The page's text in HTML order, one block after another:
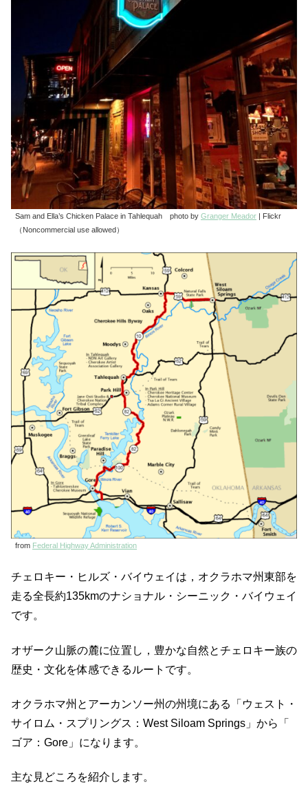
Sam and Ella’s Chicken Palace in Tahlequah photo by Granger Meador | Flickr
（Noncommercial use allowed）
from Federal Highway Administration
チェロキー・ヒルズ・バイウェイは，オクラホマ州東部を
走る全長約135kmのナショナル・シーニック・バイウェイ
です。
​オザーク山脈の麓に位置し，豊かな自然とチェロキー族の
歴史・文化を体感できるルートです。​
​オクラホマ州とアーカンソー州の州境にある「ウェスト・
サイロム・スプリングス：West Siloam Springs」から「​
ゴア：Gore」になります。
主な見どころを紹介します。